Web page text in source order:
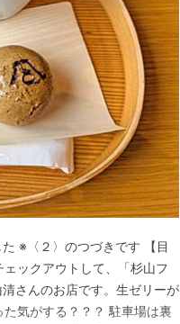
※〈２〉のつづきです 【目
ックアウトして、「杉山フ
さんのお店です。生ゼリーが
気がする？？？ 駐車場は裏